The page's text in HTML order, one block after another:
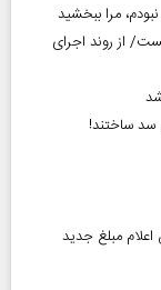
مرا ببخشید
از روند اجرای
سد ساختند!
مبلغ جدید